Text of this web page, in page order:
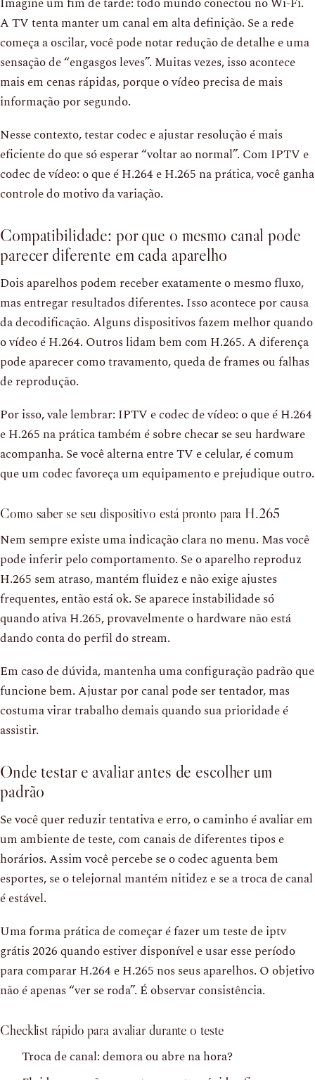
A TV tenta manter um canal em alta definição. Se a rede
começa a oscilar, você pode notar redução de detalhe e uma
sensação de “engasgos leves”. Muitas vezes, isso acontece
mais em cenas rápidas, porque o vídeo precisa de mais
informação por segundo.
Nesse contexto, testar codec e ajustar resolução é mais
eficiente do que só esperar “voltar ao normal”. Com IPTV e
codec de vídeo: o que é H.264 e H.265 na prática, você ganha
controle do motivo da variação.
Compatibilidade: por que o mesmo canal pode
parecer diferente em cada aparelho
Dois aparelhos podem receber exatamente o mesmo fluxo,
mas entregar resultados diferentes. Isso acontece por causa
da decodificação. Alguns dispositivos fazem melhor quando
o vídeo é H.264. Outros lidam bem com H.265. A diferença
pode aparecer como travamento, queda de frames ou falhas
de reprodução.
Por isso, vale lembrar: IPTV e codec de vídeo: o que é H.264
e H.265 na prática também é sobre checar se seu hardware
acompanha. Se você alterna entre TV e celular, é comum
que um codec favoreça um equipamento e prejudique outro.
Como saber se seu dispositivo está pronto para H.265
Nem sempre existe uma indicação clara no menu. Mas você
pode inferir pelo comportamento. Se o aparelho reproduz
H.265 sem atraso, mantém fluidez e não exige ajustes
frequentes, então está ok. Se aparece instabilidade só
quando ativa H.265, provavelmente o hardware não está
dando conta do perfil do stream.
Em caso de dúvida, mantenha uma configuração padrão que
funcione bem. Ajustar por canal pode ser tentador, mas
costuma virar trabalho demais quando sua prioridade é
assistir.
Onde testar e avaliar antes de escolher um
padrão
Se você quer reduzir tentativa e erro, o caminho é avaliar em
um ambiente de teste, com canais de diferentes tipos e
horários. Assim você percebe se o codec aguenta bem
esportes, se o telejornal mantém nitidez e se a troca de canal
é estável.
Uma forma prática de começar é fazer um teste de iptv
grátis 2026 quando estiver disponível e usar esse período
para comparar H.264 e H.265 nos seus aparelhos. O objetivo
não é apenas “ver se roda”. É observar consistência.
Checklist rápido para avaliar durante o teste
Troca de canal: demora ou abre na hora?